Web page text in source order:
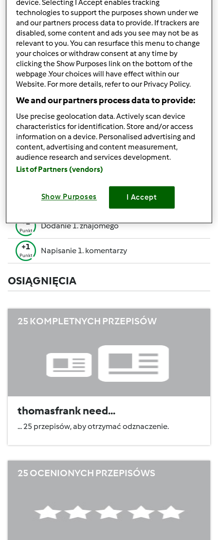
nazwy użytkownika.
W JAKI SPOSÓB MOŻESZ OTRZYMAĆ
PUNKTY ZA AKTYWNOŚĆ?
Punkty można otrzymać za aktywności, które są
wymienione poniżej. Za każdym razem, gdy otrzymujesz
punkty, są one dodawane to Twojej kariery użytkownika.
Poniżej możesz również sprawdzić które aktywności
społecznościowym.
+50
Punktów
Zwycięzca konkursu
+10
Utworzenie przepisu (całość = 10 pkt, część =
Ocenienie 1 przepisu
+1
Punkt
Dodanie 1. znajomego
+1
Punkt
Napisanie 1. komentarzy
OSIĄGNIĘCIA
25 KOMPLETNYCH PRZEPISÓW
thomasfrank need...
... 25 przepisów, aby otrzymać odznaczenie.
25 OCENIONYCH PRZEPISÓWS
device. Selecting I Accept enables tracking
technologies to support the purposes shown under we
and our partners process data to provide. If trackers are
disabled, some content and ads you see may not be as
relevant to you. You can resurface this menu to change
your choices or withdraw consent at any time by
clicking the Show Purposes link on the bottom of the
webpage .Your choices will have effect within our
Website. For more details, refer to our Privacy Policy.
We and our partners process data to provide:
Use precise geolocation data. Actively scan device
characteristics for identification. Store and/or access
information on a device. Personalised advertising and
content, advertising and content measurement,
audience research and services development.
List of Partners (vendors)
Show Purposes I Accept